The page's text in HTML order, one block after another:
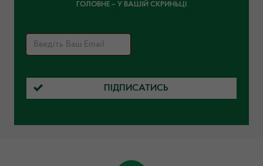
ГОЛОВНЕ – У ВАШІЙ СКРИНЬЦІ
ПІДПИСАТИСЬ